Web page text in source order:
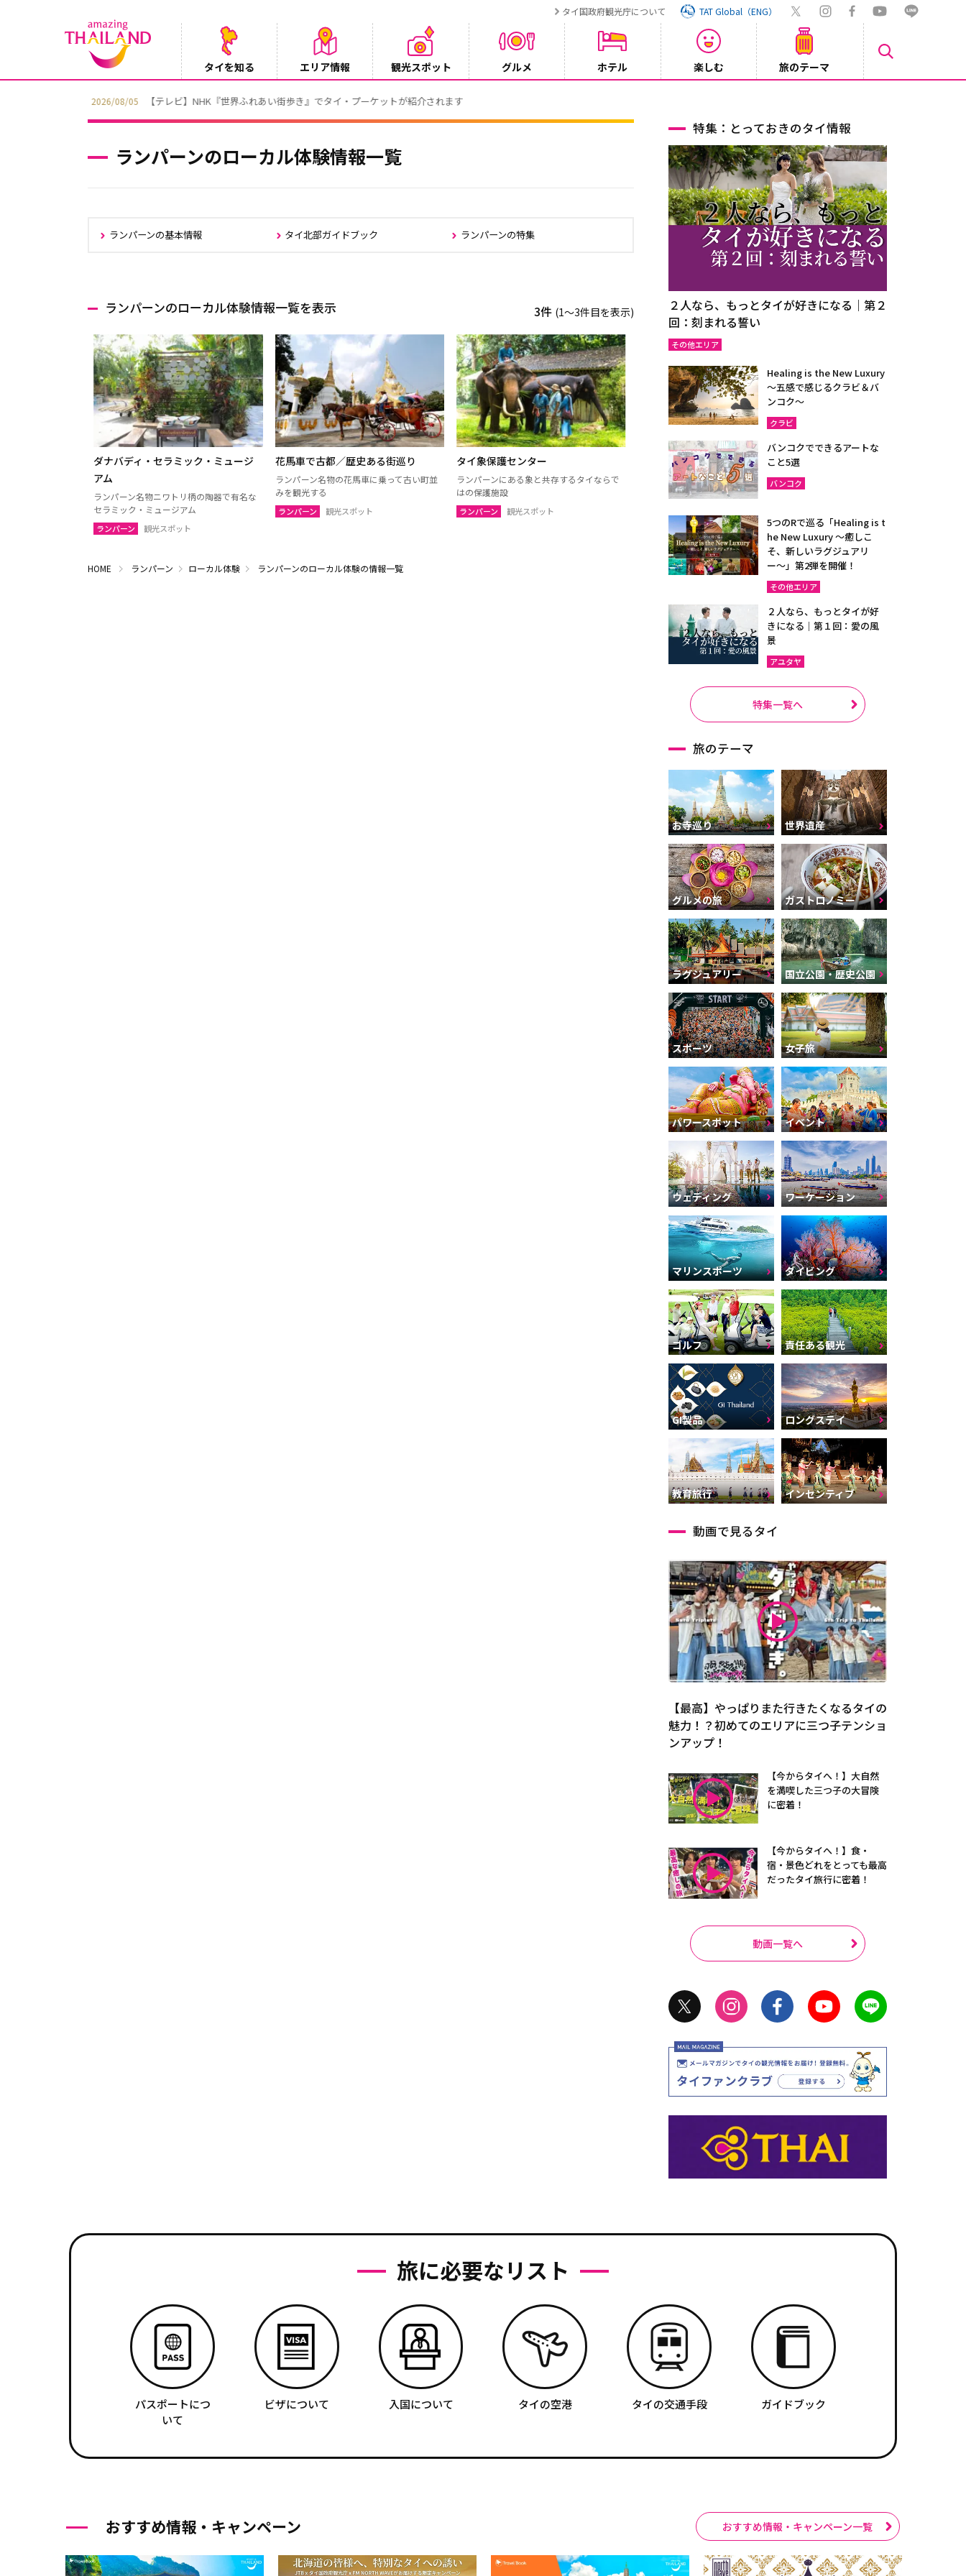
タイ国政府観光庁について TAT Global（ENG）
タイを知る エリア情報 観光スポット グルメ ホテル 楽しむ 旅のテーマ
2026/08/05 【テレビ】NHK『世界ふれあい街歩き』でタイ・プーケットが紹介されます
ランパーンのローカル体験情報一覧
ランパーンの基本情報 タイ北部ガイドブック ランパーンの特集
ランパーンのローカル体験情報一覧を表示 3件 (1〜3件目を表示)
ダナバディ・セラミック・ミュージ
アム
ランパーン名物ニワトリ柄の陶器で有名な
セラミック・ミュージアム
ランパーン 観光スポット
花馬車で古都／歴史ある街巡り
ランパーン名物の花馬車に乗って古い町並
みを観光する
ランパーン 観光スポット
タイ象保護センター
ランパーンにある象と共存するタイならで
はの保護施設
ランパーン 観光スポット
HOME ランパーン ローカル体験 ランパーンのローカル体験の情報一覧
特集：とっておきのタイ情報
２人なら、もっとタイが好きになる｜第２
回：刻まれる誓い
その他エリア
Healing is the New Luxury
～五感で感じるクラビ＆バ
ンコク～
クラビ
バンコクでできるアートな
こと5選
バンコク
5つのRで巡る「Healing is t
he New Luxury ～癒しこ
そ、新しいラグジュアリ
ー〜」第2弾を開催！
その他エリア
２人なら、もっとタイが好
きになる｜第１回：愛の風
景
アユタヤ
特集一覧へ
旅のテーマ
お寺巡り 世界遺産
グルメの旅 ガストロノミー
ラグジュアリー 国立公園・歴史公園
スポーツ 女子旅
パワースポット イベント
ウェディング ワーケーション
マリンスポーツ ダイビング
ゴルフ 責任ある観光
GI製品 ロングステイ
教育旅行 インセンティブ
動画で見るタイ
【最高】やっぱりまた行きたくなるタイの
魅力！？初めてのエリアに三つ子テンショ
ンアップ！
【今からタイへ！】大自然
を満喫した三つ子の大冒険
に密着！
【今からタイへ！】食・
宿・景色どれをとっても最高
だったタイ旅行に密着！
動画一覧へ
旅に必要なリスト
パスポートにつ
いて
ビザについて 入国について タイの空港 タイの交通手段 ガイドブック
おすすめ情報・キャンペーン おすすめ情報・キャンペーン一覧